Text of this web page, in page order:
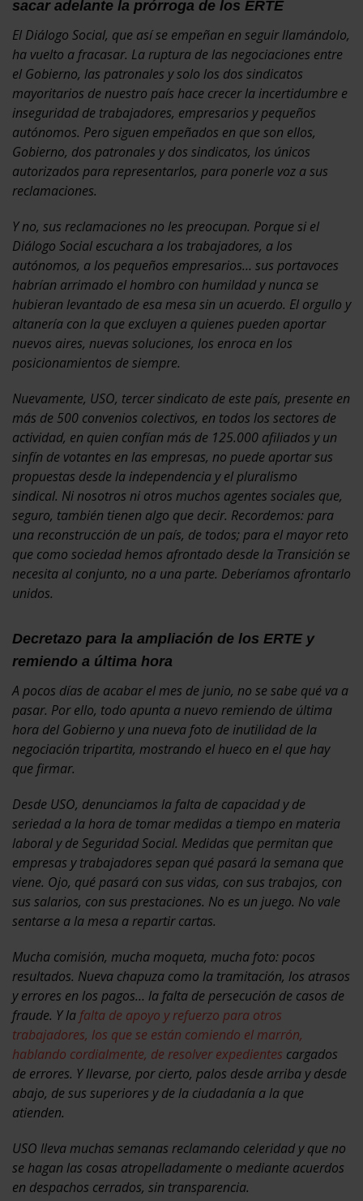
sacar adelante la prórroga de los ERTE
El Diálogo Social, que así se empeñan en seguir llamándolo,
ha vuelto a fracasar. La ruptura de las negociaciones entre
el Gobierno, las patronales y solo los dos sindicatos
mayoritarios de nuestro país hace crecer la incertidumbre e
inseguridad de trabajadores, empresarios y pequeños
autónomos. Pero siguen empeñados en que son ellos,
Gobierno, dos patronales y dos sindicatos, los únicos
autorizados para representarlos, para ponerle voz a sus
reclamaciones.
Y no, sus reclamaciones no les preocupan. Porque si el
Diálogo Social escuchara a los trabajadores, a los
autónomos, a los pequeños empresarios… sus portavoces
habrían arrimado el hombro con humildad y nunca se
hubieran levantado de esa mesa sin un acuerdo. El orgullo y
altanería con la que excluyen a quienes pueden aportar
nuevos aires, nuevas soluciones, los enroca en los
posicionamientos de siempre.
Nuevamente, USO, tercer sindicato de este país, presente en
más de 500 convenios colectivos, en todos los sectores de
actividad, en quien confían más de 125.000 afiliados y un
sinfín de votantes en las empresas, no puede aportar sus
propuestas desde la independencia y el pluralismo
sindical. Ni nosotros ni otros muchos agentes sociales que,
seguro, también tienen algo que decir. Recordemos: para
una reconstrucción de un país, de todos; para el mayor reto
que como sociedad hemos afrontado desde la Transición se
necesita al conjunto, no a una parte. Deberíamos afrontarlo
unidos.
Decretazo para la ampliación de los ERTE y
remiendo a última hora
A pocos días de acabar el mes de junio, no se sabe qué va a
pasar. Por ello, todo apunta a nuevo remiendo de última
hora del Gobierno y una nueva foto de inutilidad de la
negociación tripartita, mostrando el hueco en el que hay
que firmar.
Desde USO, denunciamos la falta de capacidad y de
seriedad a la hora de tomar medidas a tiempo en materia
laboral y de Seguridad Social. Medidas que permitan que
empresas y trabajadores sepan qué pasará la semana que
viene. Ojo, qué pasará con sus vidas, con sus trabajos, con
sus salarios, con sus prestaciones. No es un juego. No vale
sentarse a la mesa a repartir cartas.
Mucha comisión, mucha moqueta, mucha foto: pocos
resultados. Nueva chapuza como la tramitación, los atrasos
y errores en los pagos… la falta de persecución de casos de
fraude. Y la falta de apoyo y refuerzo para otros
trabajadores, los que se están comiendo el marrón,
hablando cordialmente, de resolver expedientes cargados
de errores. Y llevarse, por cierto, palos desde arriba y desde
abajo, de sus superiores y de la ciudadanía a la que
atienden.
USO lleva muchas semanas reclamando celeridad y que no
se hagan las cosas atropelladamente o mediante acuerdos
en despachos cerrados, sin transparencia.